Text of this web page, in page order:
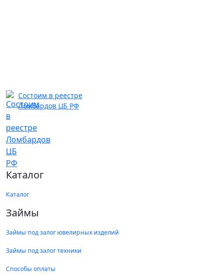
Состоим в реестре
Ломбардов ЦБ РФ
Каталог
Каталог
Займы
Займы под залог ювелирных изделий
Займы под залог техники
Способы оплаты